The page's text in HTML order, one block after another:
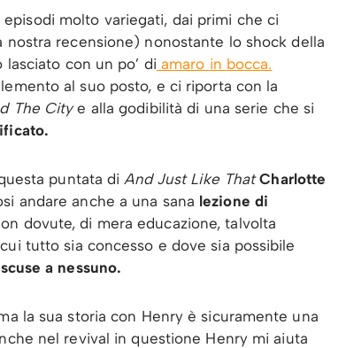
molto variegati, dai primi che ci
nostra recensione) nonostante lo shock della
con un po’ di amaro in bocca.
al suo posto, e ci riporta con la
The Citye alla godibilità di una serie che si
puntata di And Just Like That Charlotte
andare anche a una sana lezione di
dovute, di mera educazione, talvolta
tutto sia concesso e dove sia possibile
a nessuno.
la sua storia con Henry è sicuramente una
nel revival in questione Henry mi aiuta